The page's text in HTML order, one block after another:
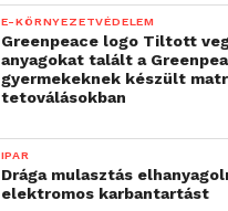
E-KÖRNYEZETVÉDELEM
Greenpeace logo Tiltott
anyagokat talált a
gyermekeknek készült
tetoválásokban
IPAR
Drága mulasztás
elektromos karbantartást